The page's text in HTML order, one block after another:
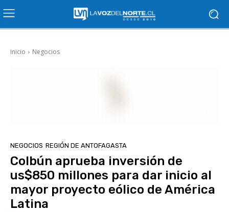
Inicio Negocios
NEGOCIOS REGIÓN DE ANTOFAGASTA
Colbún aprueba inversión de
us$850 millones para dar inicio al
mayor proyecto eólico de América
Latina